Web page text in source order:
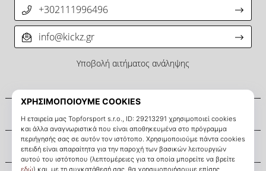
Σχετικά μ' εμάς
Εξυπηρέτηση πελατών
+302111996496
info@kickz.gr
Υποβολή αιτήματος ανάληψης